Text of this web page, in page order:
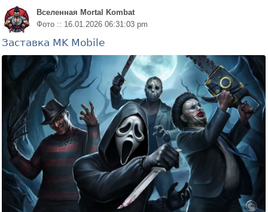
Вселенная Mortal Kombat
Фото :: 16.01.2026 06:31:03 pm
Заставка MK Mobile